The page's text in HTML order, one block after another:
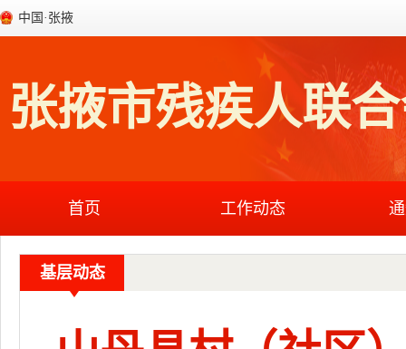
中国·张掖
掖市残疾人联
首页 工作动态
基层动态